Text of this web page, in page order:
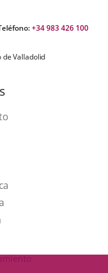
+34 983 426 100
Valladolid